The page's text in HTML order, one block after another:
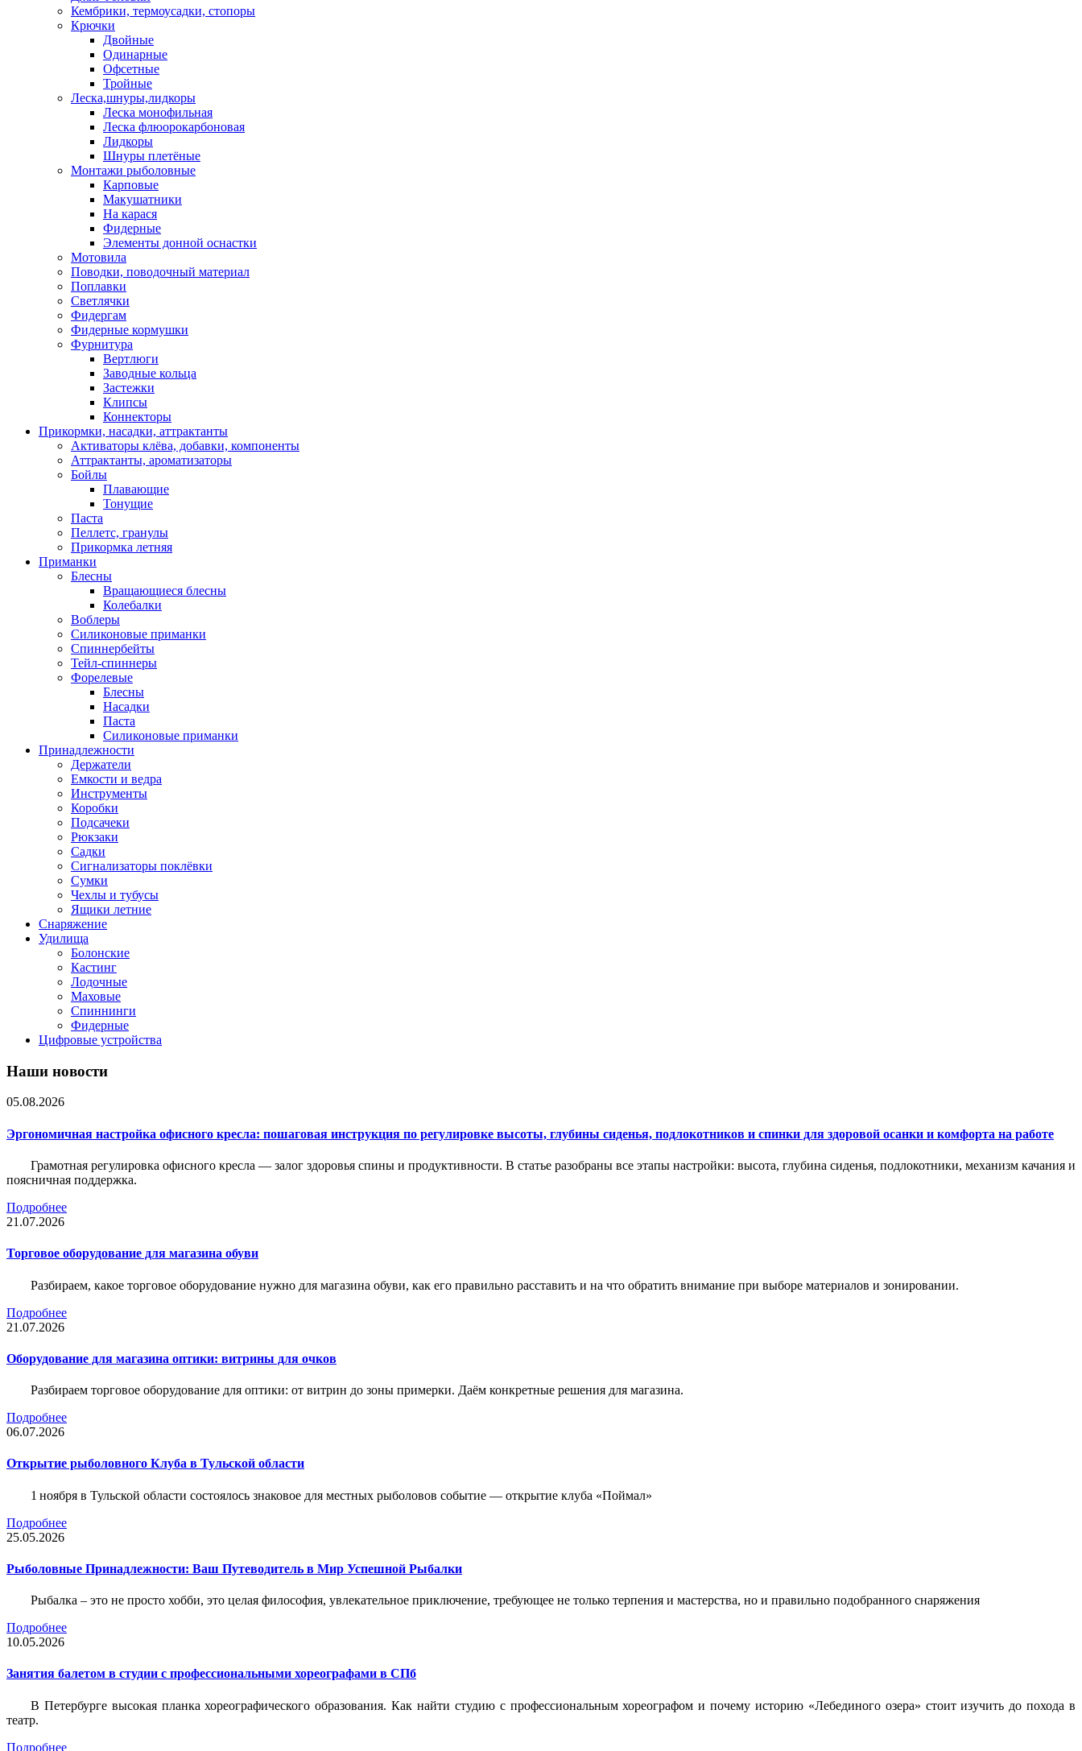
Кембрики, термоусадки, стопоры
Крючки
Двойные
Одинарные
Офсетные
Тройные
Леска,шнуры,лидкоры
Леска монофильная
Леска флюорокарбоновая
Лидкоры
Шнуры плетёные
Монтажи рыболовные
Карповые
Макушатники
На карася
Фидерные
Элементы донной оснастки
Мотовила
Поводки, поводочный материал
Поплавки
Светлячки
Фидергам
Фидерные кормушки
Фурнитура
Вертлюги
Заводные кольца
Застежки
Клипсы
Коннекторы
Прикормки, насадки, аттрактанты
Активаторы клёва, добавки, компоненты
Аттрактанты, ароматизаторы
Бойлы
Плавающие
Тонущие
Паста
Пеллетс, гранулы
Прикормка летняя
Приманки
Блесны
Вращающиеся блесны
Колебалки
Воблеры
Силиконовые приманки
Спиннербейты
Тейл-спиннеры
Форелевые
Блесны
Насадки
Паста
Силиконовые приманки
Принадлежности
Держатели
Емкости и ведра
Инструменты
Коробки
Подсачеки
Рюкзаки
Садки
Сигнализаторы поклёвки
Сумки
Чехлы и тубусы
Ящики летние
Снаряжение
Удилища
Болонские
Кастинг
Лодочные
Маховые
Спиннинги
Фидерные
Цифровые устройства
Наши новости
05.08.2026
Эргономичная настройка офисного кресла: пошаговая инструкция по регулировке высоты, глубины сиденья, подлокотников и спинки для здоровой осанки и комфорта на работе
Грамотная регулировка офисного кресла — залог здоровья спины и продуктивности. В статье разобраны все этапы настройки: высота, глубина сиденья, подлокотники, механизм качания и
поясничная поддержка.
Подробнее
21.07.2026
Торговое оборудование для магазина обуви
Разбираем, какое торговое оборудование нужно для магазина обуви, как его правильно расставить и на что обратить внимание при выборе материалов и зонировании.
Подробнее
21.07.2026
Оборудование для магазина оптики: витрины для очков
Разбираем торговое оборудование для оптики: от витрин до зоны примерки. Даём конкретные решения для магазина.
Подробнее
06.07.2026
Открытие рыболовного Клуба в Тульской области
1 ноября в Тульской области состоялось знаковое для местных рыболовов событие — открытие клуба «Поймал»
Подробнее
25.05.2026
Рыболовные Принадлежности: Ваш Путеводитель в Мир Успешной Рыбалки
Рыбалка – это не просто хобби, это целая философия, увлекательное приключение, требующее не только терпения и мастерства, но и правильно подобранного снаряжения
Подробнее
10.05.2026
Занятия балетом в студии с профессиональными хореографами в СПб
В Петербурге высокая планка хореографического образования. Как найти студию с профессиональным хореографом и почему историю «Лебединого озера» стоит изучить до похода в
театр.
Подробнее